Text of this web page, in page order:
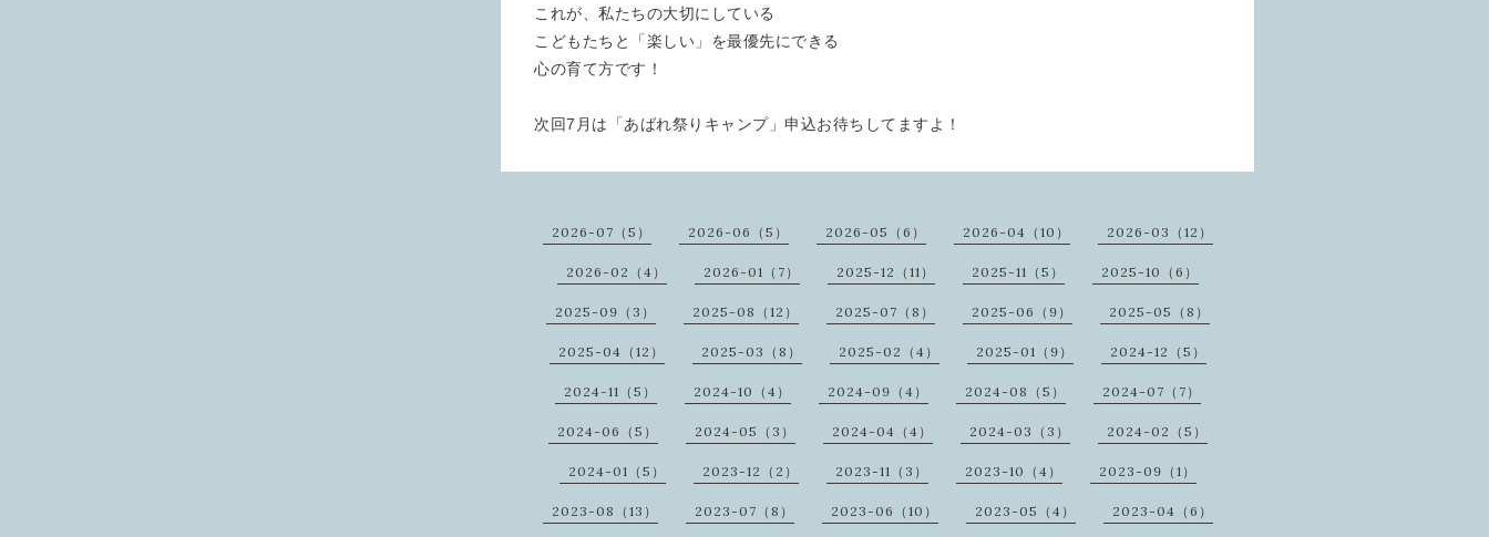
これが、私たちの大切にしている
こどもたちと「楽しい」を最優先にできる
心の育て方です！
次回7月は「あばれ祭りキャンプ」申込お待ちしてますよ！
2026-07（5） 2026-06（5） 2026-05（6） 2026-04（10） 2026-03（12）
2026-02（4） 2026-01（7） 2025-12（11） 2025-11（5） 2025-10（6）
2025-09（3） 2025-08（12） 2025-07（8） 2025-06（9） 2025-05（8）
2025-04（12） 2025-03（8） 2025-02（4） 2025-01（9） 2024-12（5）
2024-11（5） 2024-10（4） 2024-09（4） 2024-08（5） 2024-07（7）
2024-06（5） 2024-05（3） 2024-04（4） 2024-03（3） 2024-02（5）
2024-01（5） 2023-12（2） 2023-11（3） 2023-10（4） 2023-09（1）
2023-08（13） 2023-07（8） 2023-06（10） 2023-05（4） 2023-04（6）